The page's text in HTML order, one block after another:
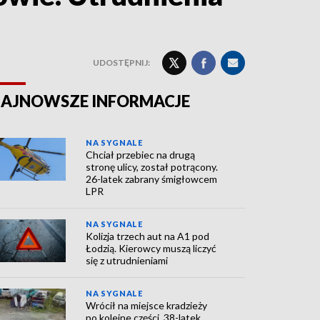
UDOSTĘPNIJ:
INFORMACJE
NA SYGNALE
Chciał przebiec na drugą
stronę ulicy, został potrącony.
26-latek zabrany śmigłowcem
LPR
NA SYGNALE
Kolizja trzech aut na A1 pod
Łodzią. Kierowcy muszą liczyć
się z utrudnieniami
NA SYGNALE
Wrócił na miejsce kradzieży
po kolejne części. 38-latek